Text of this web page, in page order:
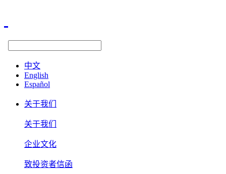
中文
English
Español
关于我们
关于我们
企业文化
致投资者信函